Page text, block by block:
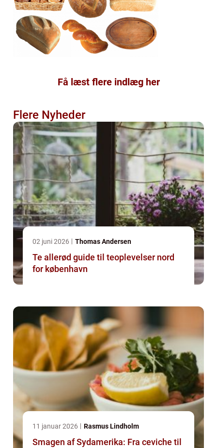
Få læst flere indlæg her
Flere Nyheder
02 juni 2026 Thomas Andersen
Te allerød guide til teoplevelser nord
for københavn
11 januar 2026 Rasmus Lindholm
Smagen af Sydamerika: Fra ceviche til